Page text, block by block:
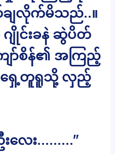
ျလိုက်မိသည်..။
ျိုင်းခနဲ ဆွဲပိတ်
ာ်စိန်၏ အကြည့်
ေ့တူရူသို့ လှည့်
းလေး………”